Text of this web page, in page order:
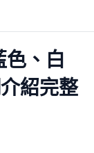
、白
紹完整